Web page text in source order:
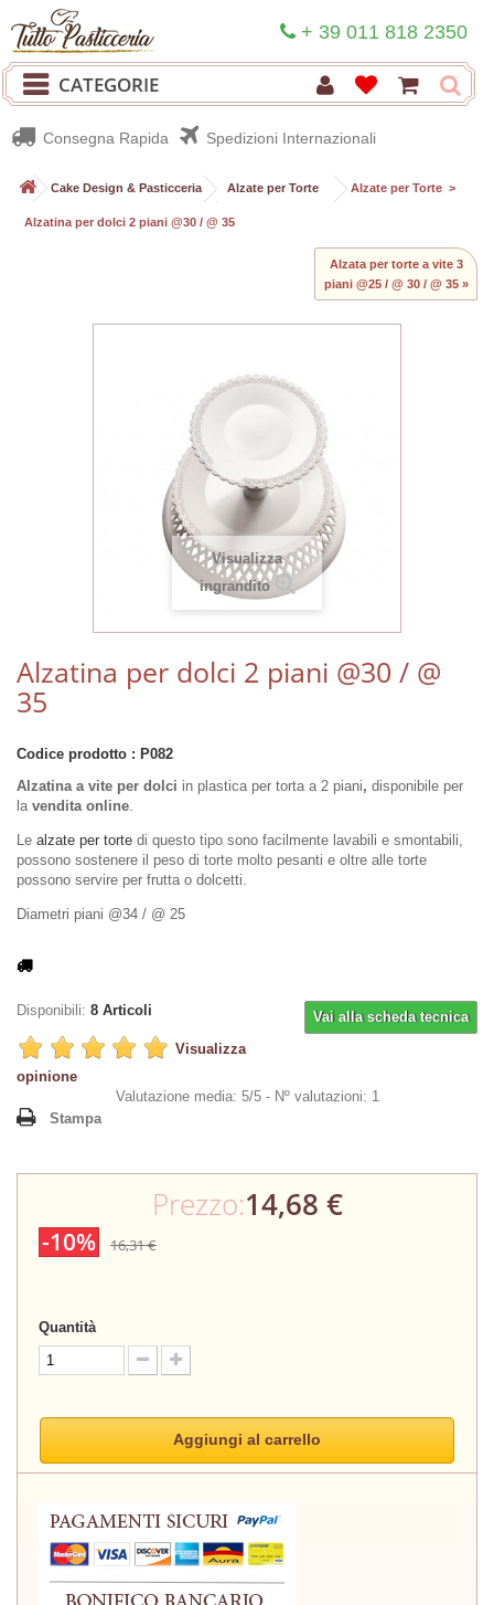
+ 39 011 818 2350
CATEGORIE
Consegna Rapida Spedizioni Internazionali
> Cake Design & Pasticceria >Alzate per Torte > Alzate per Torte >
Alzatina per dolci 2 piani @30 / @ 35
Alzata per torte a vite 3
piani @25 / @ 30 / @ 35 »
Visualizza
ingrandito
Alzatina per dolci 2 piani @30 / @
35
Codice prodotto : P082
Alzatina a vite per dolci in plastica per torta a 2 piani, disponibile per
la vendita online.
Le alzate per torte di questo tipo sono facilmente lavabili e smontabili,
possono sostenere il peso di torte molto pesanti e oltre alle torte
possono servire per frutta o dolcetti.
Diametri piani @34 / @ 25
Vai alla scheda tecnica
Disponibili: 8 Articoli
Visualizza
opinione
Valutazione media: 5/5 -Nº valutazioni: 1
Stampa
Prezzo:14,68 €
-10% 16,31 €
Quantità
Aggiungi al carrello